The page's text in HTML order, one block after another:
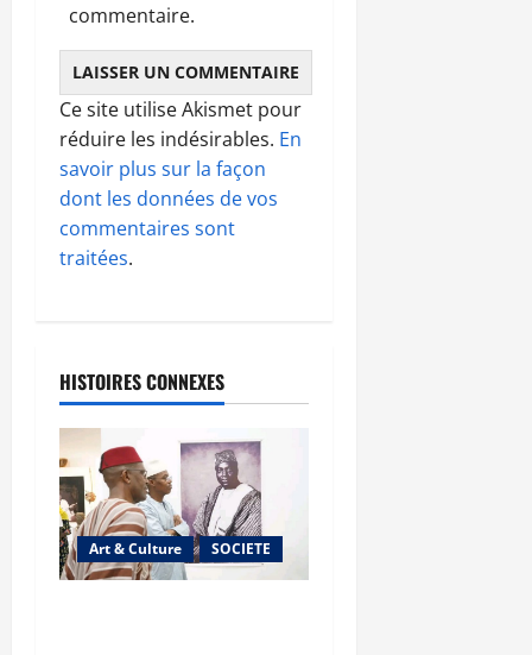
commentaire.
Ce site utilise Akismet pour
réduire les indésirables. En
savoir plus sur la façon
dont les données de vos
commentaires sont
traitées.
HISTOIRES CONNEXES
Art & Culture SOCIETE